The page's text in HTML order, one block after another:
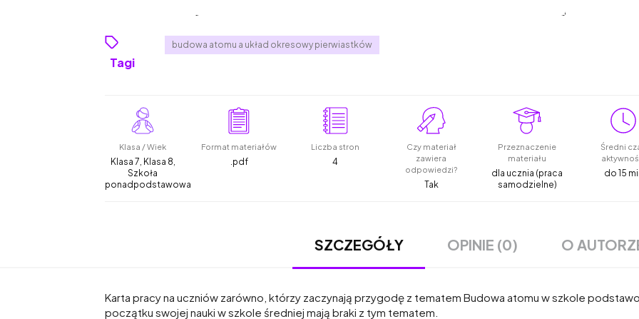
Tagi
budowa atomu a układ okresowy pierwiastków
Klasa / Wiek
Klasa 7, Klasa 8,
Szkoła
ponadpodstawowa
Format materiałów
.pdf
Liczba stron
4
Czy materiał
zawiera
odpowiedzi?
Tak
Przeznaczenie
materiału
dla ucznia (praca
samodzielne)
Średni
do 15
SZCZEGÓŁY OPINIE (0) O
Karta pracy na uczniów zarówno, którzy zaczynają przygodę z tematem Budowa atomu w szkole
początku swojej nauki w szkole średniej mają braki z tym tematem.